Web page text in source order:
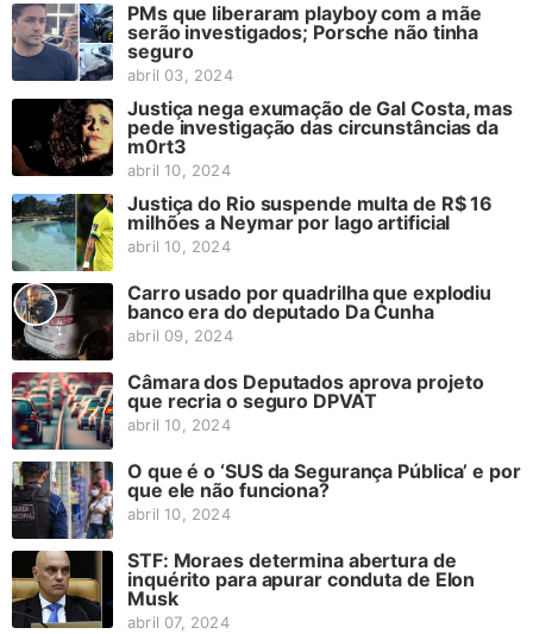
PMs que liberaram playboy com a mãe
serão investigados; Porsche não tinha
seguro
abril 03, 2024
Justiça nega exumação de Gal Costa, mas
pede investigação das circunstâncias da
m0rt3
abril 10, 2024
Justiça do Rio suspende multa de R$ 16
milhões a Neymar por lago artificial
abril 10, 2024
Carro usado por quadrilha que explodiu
banco era do deputado Da Cunha
abril 09, 2024
Câmara dos Deputados aprova projeto
que recria o seguro DPVAT
abril 10, 2024
O que é o ‘SUS da Segurança Pública’ e por
que ele não funciona?
abril 10, 2024
STF: Moraes determina abertura de
inquérito para apurar conduta de Elon
Musk
abril 07, 2024